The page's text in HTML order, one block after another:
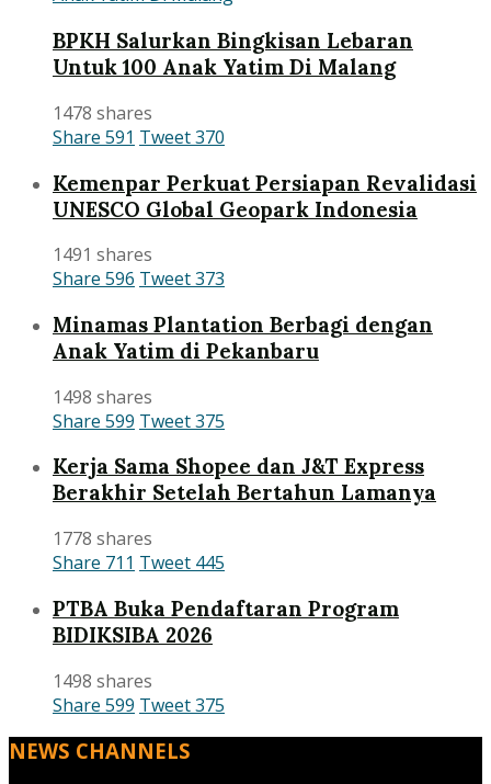
BPKH Salurkan Bingkisan Lebaran
Untuk 100 Anak Yatim Di Malang
1478 shares
Share 591 Tweet370
Kemenpar Perkuat Persiapan Revalidasi
UNESCO Global Geopark Indonesia
1491 shares
Share 596 Tweet373
Minamas Plantation Berbagi dengan
Anak Yatim di Pekanbaru
1498 shares
Share 599 Tweet375
Kerja Sama Shopee dan J&T Express
Berakhir Setelah Bertahun Lamanya
1778 shares
Share 711 Tweet 445
PTBA Buka Pendaftaran Program
BIDIKSIBA 2026
1498 shares
Share 599 Tweet375
NEWS CHANNELS